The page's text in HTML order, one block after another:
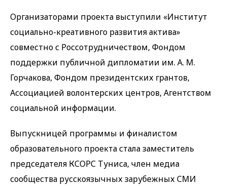
Организаторами проекта выступили «Институт
социально-креативного развития актива»
совместно с Россотрудничеством, Фондом
поддержки публичной дипломатии им. А. М.
Горчакова, Фондом президентских грантов,
Ассоциацией волонтерских центров, Агентством
социальной информации.
Выпускницей программы и финалистом
образовательного проекта стала заместитель
председателя КСОРС Туниса, член медиа
сообщества русскоязычных зарубежных СМИ